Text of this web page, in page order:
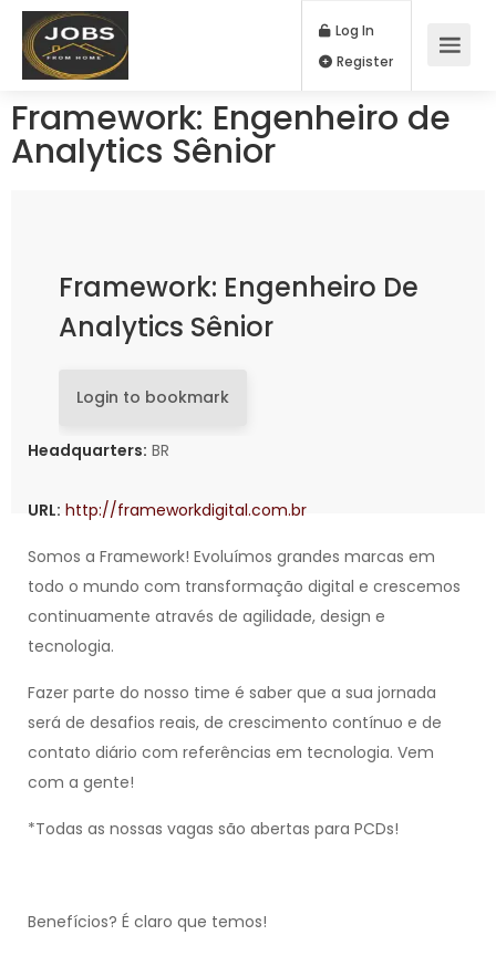
Log In
Framework: Engenheiro de
Analytics Sênior
Framework: Engenheiro De
Analytics Sênior
Login to bookmark
Headquarters: BR
URL: http://frameworkdigital.com.br
Somos a Framework! Evoluímos grandes marcas em
todo o mundo com transformação digital e crescemos
continuamente através de agilidade, design e
tecnologia.
Fazer parte do nosso time é saber que a sua jornada
será de desafios reais, de crescimento contínuo e de
contato diário com referências em tecnologia. Vem
com a gente!
*Todas as nossas vagas são abertas para PCDs!
Benefícios? É claro que temos!